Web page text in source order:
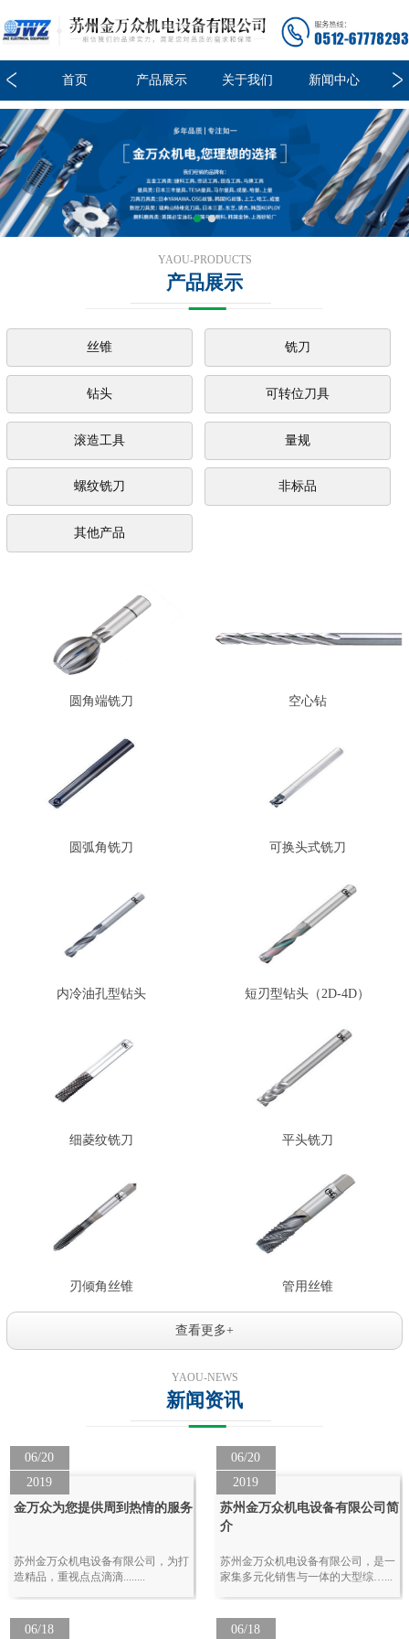
首页 产品展示 关于我们 新闻中心
YAOU-PRODUCTS
产品展示
丝锥 铣刀
钻头 可转位刀具
滚造工具 量规
螺纹铣刀 非标品
其他产品
圆角端铣刀 空心钻
圆弧角铣刀 可换头式铣刀
内冷油孔型钻头 短刃型钻头（2D-4D）
细菱纹铣刀 平头铣刀
刃倾角丝锥 管用丝锥
查看更多+
YAOU-NEWS
新闻资讯
06/20
2019
金万众为您提供周到热情的服务
苏州金万众机电设备有限公司，为打
造精品，重视点点滴滴........
06/20
2019
苏州金万众机电设备有限公司简
介
苏州金万众机电设备有限公司，是一
家集多元化销售与一体的大型综…...
06/18 06/18